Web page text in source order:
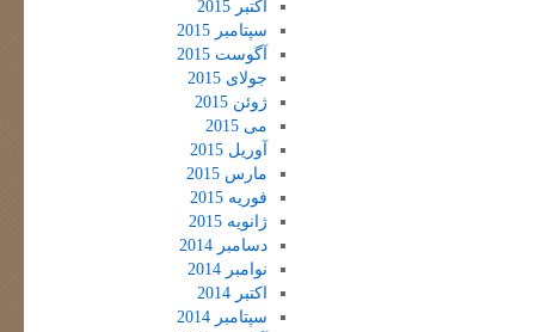
اکتبر 2015
سپتامبر 2015
آگوست 2015
جولای 2015
ژوئن 2015
می 2015
آوریل 2015
مارس 2015
فوریه 2015
ژانویه 2015
دسامبر 2014
نوامبر 2014
اکتبر 2014
سپتامبر 2014